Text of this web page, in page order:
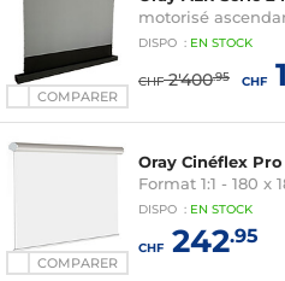
COMPARER
motorisé
DISPO : EN STOCK
CHF2'400.95 CHF
COMPARER
Oray Cinéflex
Format 1:1 - 180 x
DISPO : EN STOCK
CHF242.95